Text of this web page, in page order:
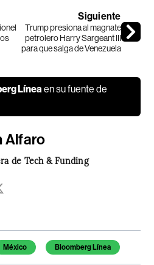
Siguiente
Trump presiona al magnate
petrolero Harry Sargeant III
para que salga de Venezuela
Líneaen su fuente de
Alfaro
de Tech & Funding
México Bloomberg Línea